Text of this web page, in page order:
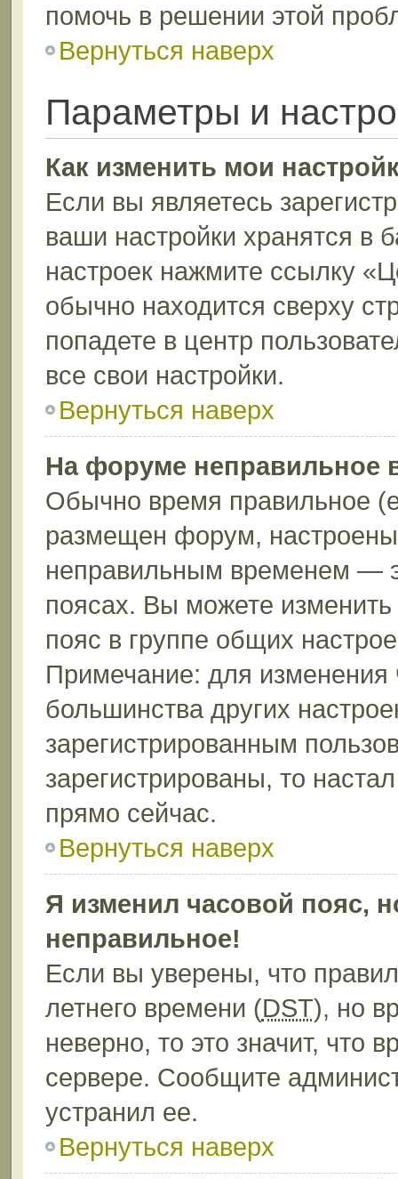
помочь в решении этой
Вернуться наверх
Параметры и
Как изменить мои
Если вы являетесь
ваши настройки хранятся в
настроек нажмите ссылку
обычно находится сверху
попадете в центр
все свои настройки.
Вернуться наверх
На форуме неправильное
Обычно время правильное
размещен форум,
неправильным временем —
поясах. Вы можете
пояс в группе общих
Примечание: для изменения
большинства других
зарегистрированным
зарегистрированы, то
прямо сейчас.
Вернуться наверх
Я изменил часовой пояс,
неправильное!
Если вы уверены, что
летнего времени (DST), но
неверно, то это значит, что
сервере. Сообщите
устранил ее.
Вернуться наверх